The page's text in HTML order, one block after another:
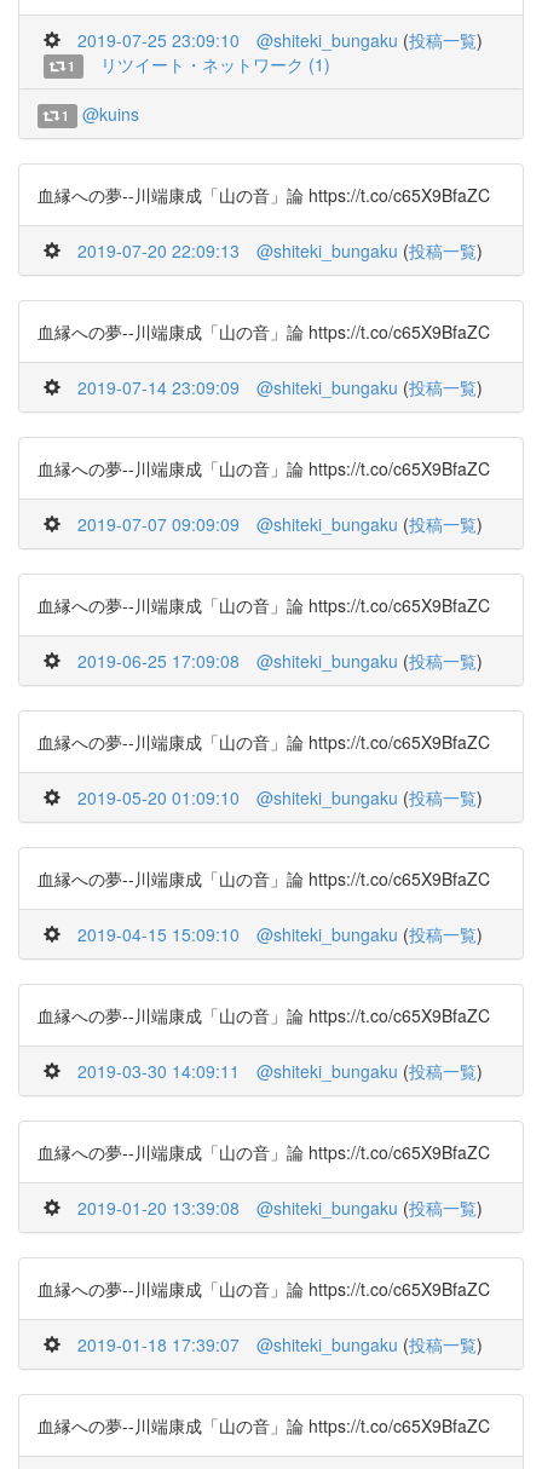
2019-07-25 23:09:10 @shiteki_bungaku (投稿一覧)
1 リツイート・ネットワーク (1)
1 @kuins
血縁への夢--川端康成「山の音」論 https://t.co/c65X9BfaZC
2019-07-20 22:09:13 @shiteki_bungaku (投稿一覧)
血縁への夢--川端康成「山の音」論 https://t.co/c65X9BfaZC
2019-07-14 23:09:09 @shiteki_bungaku (投稿一覧)
血縁への夢--川端康成「山の音」論 https://t.co/c65X9BfaZC
2019-07-07 09:09:09 @shiteki_bungaku (投稿一覧)
血縁への夢--川端康成「山の音」論 https://t.co/c65X9BfaZC
2019-06-25 17:09:08 @shiteki_bungaku (投稿一覧)
血縁への夢--川端康成「山の音」論 https://t.co/c65X9BfaZC
2019-05-20 01:09:10 @shiteki_bungaku (投稿一覧)
血縁への夢--川端康成「山の音」論 https://t.co/c65X9BfaZC
2019-04-15 15:09:10 @shiteki_bungaku (投稿一覧)
血縁への夢--川端康成「山の音」論 https://t.co/c65X9BfaZC
2019-03-30 14:09:11 @shiteki_bungaku (投稿一覧)
血縁への夢--川端康成「山の音」論 https://t.co/c65X9BfaZC
2019-01-20 13:39:08 @shiteki_bungaku (投稿一覧)
血縁への夢--川端康成「山の音」論 https://t.co/c65X9BfaZC
2019-01-18 17:39:07 @shiteki_bungaku (投稿一覧)
血縁への夢--川端康成「山の音」論 https://t.co/c65X9BfaZC